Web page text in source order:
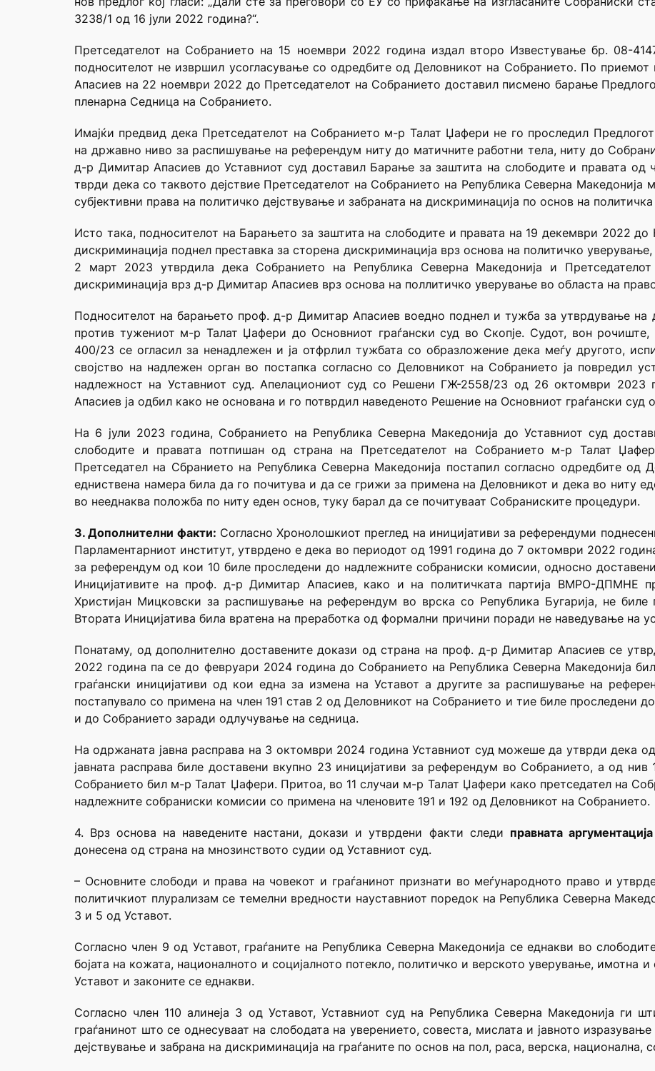
3238/1 од 16 јули 2022 година?“.
Претседателот на Собранието на 15 ноември 2022 година издал второ Известување бр. 08-
подносителот не извршил усогласување со одредбите од Деловникот на Собранието. По
Апасиев на 22 ноември 2022 до Претседателот на Собранието доставил писмено барање
пленарна Седница на Собранието.
Имајќи предвид дека Претседателот на Собранието м-р Талат Џафери не го проследил Предлогот
на државно ниво за распишување на референдум ниту до матичните работни тела, ниту до
д-р Димитар Апасиев до Уставниот суд доставил Барање за заштита на слободите и правата од
тврди дека со таквото дејствие Претседателот на Собранието на Република Северна Македонија
субјективни права на политичко дејствување и забраната на дискриминација по основ на
Исто така, подносителот на Барањето за заштита на слободите и правата на 19 декември 2022
дискриминација поднел преставка за сторена дискриминација врз основа на политичко
2 март 2023 утврдила дека Собранието на Република Северна Македонија и
дискриминација врз д-р Димитар Апасиев врз основа на поллитичко уверување во областа на
Подносителот на барањето проф. д-р Димитар Апасиев воедно поднел и тужба за утврдување на
против тужениот м-р Талат Џафери до Основниот граѓански суд во Скопје. Судот, вон
400/23 се огласил за ненадлежен и ја отфрлил тужбата со образложение дека меѓу другото,
својство на надлежен орган во постапка согласно со Деловникот на Собранието ја повредил
надлежност на Уставниот суд. Апелациониот суд со Решени ГЖ-2558/23 од 26 октомври 2023
Апасиев ја одбил како не основана и го потврдил наведеното Решение на Основниот граѓански суд
На 6 јули 2023 година, Собранието на Република Северна Македонија до Уставниот суд
слободите и правата потпишан од страна на Претседателот на Собранието м-р Талат
Претседател на Сбранието на Република Северна Македонија постапил согласно одредбите од
едниствена намера била да го почитува и да се грижи за примена на Деловникот и дека во ниту
во нееднаква положба по ниту еден основ, туку барал да се почитуваат Собраниските процедури.
3. Дополнителни факти: Согласно Хронолошкиот преглед на иницијативи за референдуми
Парламентарниот институт, утврдено е дека во периодот од 1991 година до 7 октомври 2022
за референдум од кои 10 биле проследени до надлежните собраниски комисии, односно
Иницијативите на проф. д-р Димитар Апасиев, како и на политичката партија ВМРО-ДПМНЕ
Христијан Мицковски за распишување на референдум во врска со Република Бугарија, не
Втората Иницијатива била вратена на преработка од формални причини поради не наведување на
Понатаму, од дополнително доставените докази од страна на проф. д-р Димитар Апасиев се
2022 година па се до февруари 2024 година до Собранието на Република Северна Македонија
граѓански иницијативи од кои една за измена на Уставот а другите за распишување на
постапувало со примена на член 191 став 2 од Деловникот на Собранието и тие биле проследени
и до Собранието заради одлучување на седница.
На одржаната јавна расправа на 3 октомври 2024 година Уставниот суд можеше да утврди дека
јавната расправа биле доставени вкупно 23 иницијативи за референдум во Собранието, а од нив
Собранието бил м-р Талат Џафери. Притоа, во 11 случаи м-р Талат Џафери како претседател на
надлежните собраниски комисии со примена на членовите 191 и 192 од Деловникот на Собранието.
4. Врз основа на наведените настани, докази и утврдени факти следи правната аргументација
донесена од страна на мнозинството судии од Уставниот суд.
– Основните слободи и права на човекот и граѓанинот признати во меѓународното право и
политичкиот плурализам се темелни вредности науставниот поредок на Република Северна
3 и 5 од Уставот.
Согласно член 9 од Уставот, граѓаните на Република Северна Македонија се еднакви во
бојата на кожата, националното и социјалното потекло, политичко и верското уверување, имотна
Уставот и законите се еднакви.
Согласно член 110 алинеја 3 од Уставот, Уставниот суд на Република Северна Македонија ги
граѓанинот што се однесуваат на слободата на уверението, совеста, мислата и јавното
дејствување и забрана на дискриминација на граѓаните по основ на пол, раса, верска, национална,